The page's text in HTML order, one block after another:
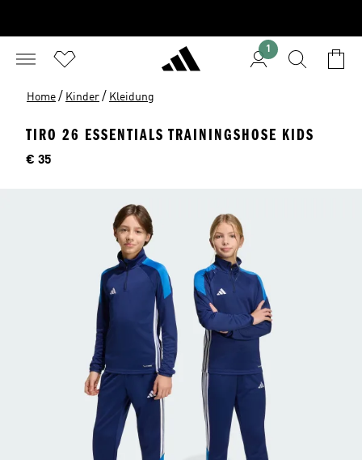
1
Home / Kinder / Kleidung
TIRO 26 ESSENTIALS TRAININGSHOSE KIDS
Preis
€ 35